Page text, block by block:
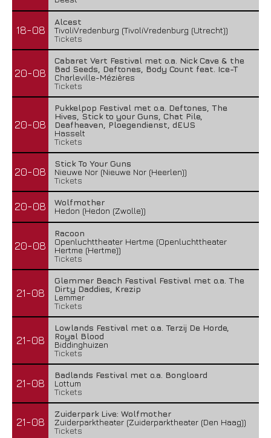
18-08
Alcest
TivoliVredenburg (TivoliVredenburg (Utrecht))
Tickets
20-08
Cabaret Vert Festival met o.a. Nick Cave & the
Bad Seeds, Deftones, Body Count feat. Ice-T
Charleville-Mézières
Tickets
20-08
Pukkelpop Festival met o.a. Deftones, The
Hives, Stick to your Guns, Chat Pile,
Deafheaven, Ploegendienst, dEUS
Hasselt
Tickets
20-08
Stick To Your Guns
Nieuwe Nor (Nieuwe Nor (Heerlen))
Tickets
20-08
Wolfmother
Hedon (Hedon (Zwolle))
20-08
Racoon
Openluchttheater Hertme (Openluchttheater
Hertme (Hertme))
Tickets
21-08
Glemmer Beach Festival Festival met o.a. The
Dirty Daddies, Krezip
Lemmer
Tickets
21-08
Lowlands Festival met o.a. Terzij De Horde,
Royal Blood
Biddinghuizen
Tickets
21-08
Badlands Festival met o.a. Bongloard
Lottum
Tickets
21-08
Zuiderpark Live: Wolfmother
Zuiderparktheater (Zuiderparktheater (Den Haag))
Tickets